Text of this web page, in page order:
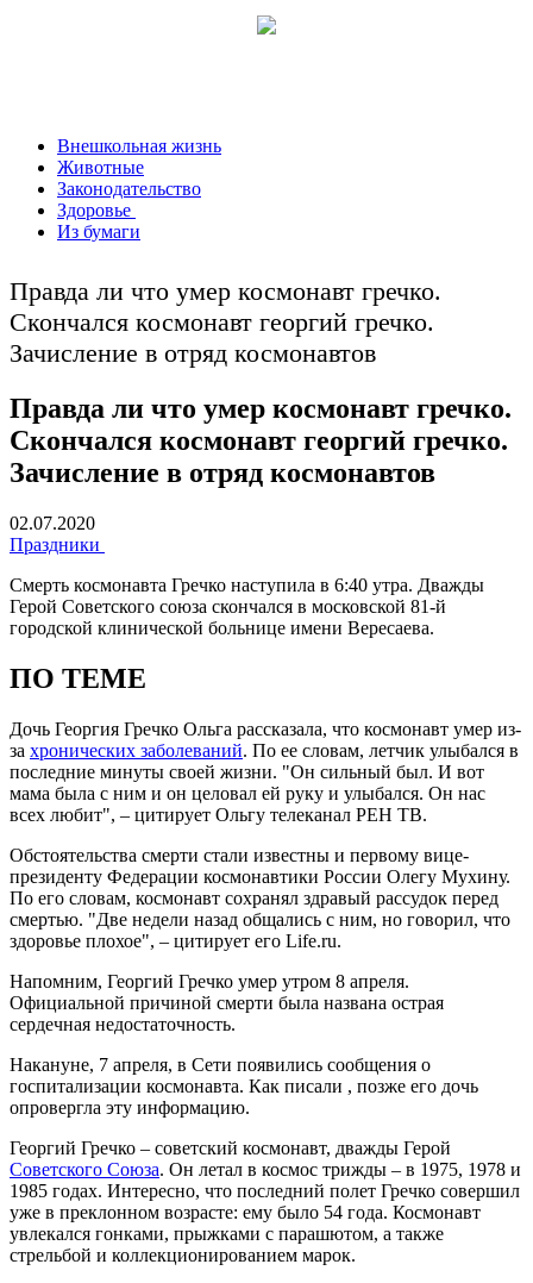
Внешкольная жизнь
Животные
Законодательство
Здоровье
Из бумаги
Правда ли что умер космонавт гречко.
Скончался космонавт георгий гречко.
Зачисление в отряд космонавтов
Правда ли что умер космонавт гречко.
Скончался космонавт георгий гречко.
Зачисление в отряд космонавтов
02.07.2020
Праздники
Смерть космонавта Гречко наступила в 6:40 утра. Дважды
Герой Советского союза скончался в московской 81-й
городской клинической больнице имени Вересаева.
ПО ТЕМЕ
Дочь Георгия Гречко Ольга рассказала, что космонавт умер из-
за хронических заболеваний. По ее словам, летчик улыбался в
последние минуты своей жизни. "Он сильный был. И вот
мама была с ним и он целовал ей руку и улыбался. Он нас
всех любит", – цитирует Ольгу телеканал РЕН ТВ.
Обстоятельства смерти стали известны и первому вице-
президенту Федерации космонавтики России Олегу Мухину.
По его словам, космонавт сохранял здравый рассудок перед
смертью. "Две недели назад общались с ним, но говорил, что
здоровье плохое", – цитирует его Life.ru.
Напомним, Георгий Гречко умер утром 8 апреля.
Официальной причиной смерти была названа острая
сердечная недостаточность.
Накануне, 7 апреля, в Сети появились сообщения о
госпитализации космонавта. Как писали , позже его дочь
опровергла эту информацию.
Георгий Гречко – советский космонавт, дважды Герой
Советского Союза. Он летал в космос трижды – в 1975, 1978 и
1985 годах. Интересно, что последний полет Гречко совершил
уже в преклонном возрасте: ему было 54 года. Космонавт
увлекался гонками, прыжками с парашютом, а также
стрельбой и коллекционированием марок.